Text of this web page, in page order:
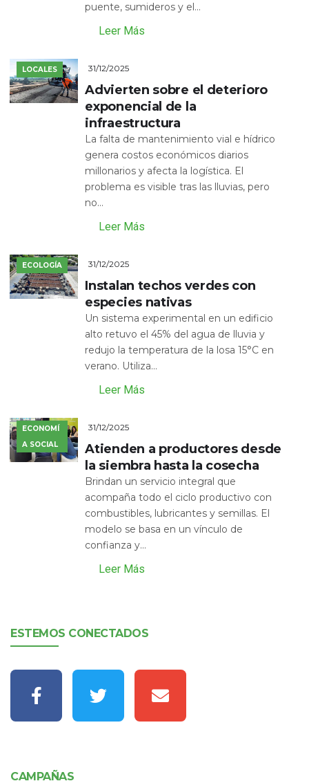
puente, sumideros y el...
Leer Más
LOCALES 31/12/2025
Advierten sobre el deterioro
exponencial de la
infraestructura
La falta de mantenimiento vial e hídrico
genera costos económicos diarios
millonarios y afecta la logística. El
problema es visible tras las lluvias, pero
no...
Leer Más
ECOLOGÍA 31/12/2025
Instalan techos verdes con
especies nativas
Un sistema experimental en un edificio
alto retuvo el 45% del agua de lluvia y
redujo la temperatura de la losa 15°C en
verano. Utiliza...
Leer Más
ECONOMÍ
A SOCIAL
31/12/2025
Atienden a productores desde
la siembra hasta la cosecha
Brindan un servicio integral que
acompaña todo el ciclo productivo con
combustibles, lubricantes y semillas. El
modelo se basa en un vínculo de
confianza y...
Leer Más
ESTEMOS CONECTADOS
CAMPAÑAS